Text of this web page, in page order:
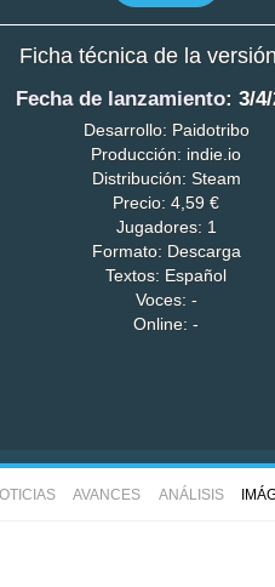
Ficha técnica de la versión
Fecha de lanzamiento: 3/
Desarrollo: Paidotribo
Producción: indie.io
Distribución: Steam
Precio: 4,59 €
Jugadores: 1
Formato: Descarga
Textos: Español
Voces: -
Online: -
AVANCES ANÁLISIS